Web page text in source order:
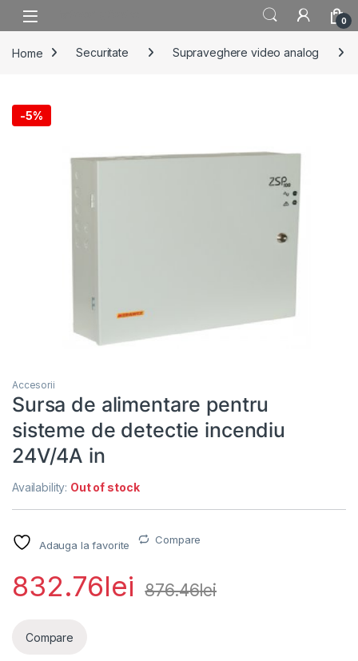
Skip to navigation
Skip to content
0
Home Securitate Supraveghere video analog
-5%
Accesorii
Sursa de alimentare pentru
sisteme de detectie incendiu
24V/4A in
Availability: Out of stock
Adauga la favorite Compare
832.76lei 876.46lei
Compare